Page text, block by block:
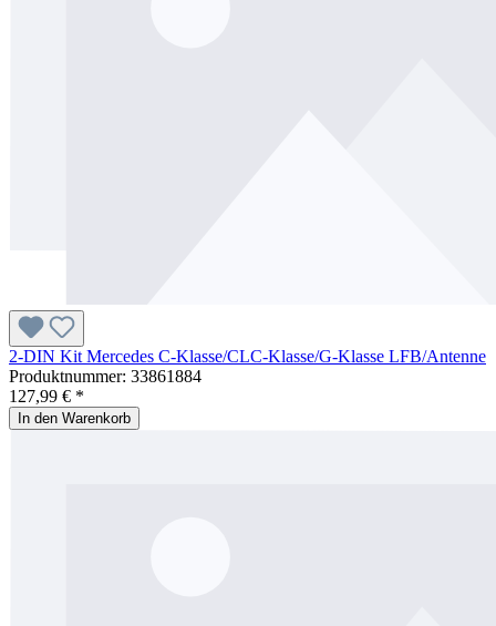
2-DIN Kit Mercedes C-Klasse/CLC-Klasse/G-Klasse LFB/Antenne
Produktnummer: 33861884
127,99 € *
In den Warenkorb